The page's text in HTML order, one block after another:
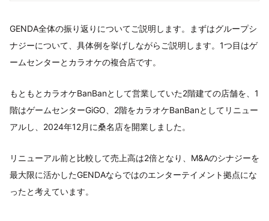
GENDA全体の振り返りについてご説明します。まずはグループシ
ナジーについて、具体例を挙げしながらご説明します。1つ目はゲ
ームセンターとカラオケの複合店です。
もともとカラオケBanBanとして営業していた2階建ての店舗を、1
階はゲームセンターGiGO、2階をカラオケBanBanとしてリニュー
アルし、2024年12月に桑名店を開業しました。
リニューアル前と比較して売上高は2倍となり、M&Aのシナジーを
最大限に活かしたGENDAならではのエンターテイメント拠点にな
ったと考えています。